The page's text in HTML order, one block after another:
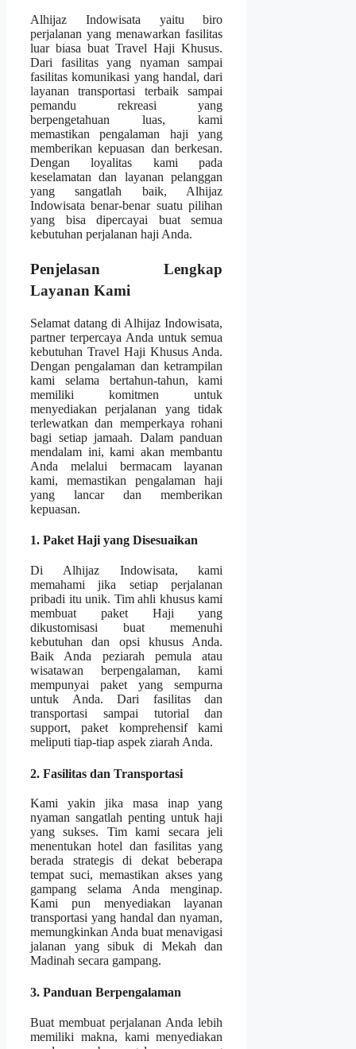
Alhijaz Indowisata yaitu biro
perjalanan yang menawarkan fasilitas
luar biasa buat Travel Haji Khusus.
Dari fasilitas yang nyaman sampai
fasilitas komunikasi yang handal, dari
layanan transportasi terbaik sampai
pemandu rekreasi yang
berpengetahuan luas, kami
memastikan pengalaman haji yang
memberikan kepuasan dan berkesan.
Dengan loyalitas kami pada
keselamatan dan layanan pelanggan
yang sangatlah baik, Alhijaz
Indowisata benar-benar suatu pilihan
yang bisa dipercayai buat semua
kebutuhan perjalanan haji Anda.
Penjelasan Lengkap
Layanan Kami
Selamat datang di Alhijaz Indowisata,
partner terpercaya Anda untuk semua
kebutuhan Travel Haji Khusus Anda.
Dengan pengalaman dan ketrampilan
kami selama bertahun-tahun, kami
memiliki komitmen untuk
menyediakan perjalanan yang tidak
terlewatkan dan memperkaya rohani
bagi setiap jamaah. Dalam panduan
mendalam ini, kami akan membantu
Anda melalui bermacam layanan
kami, memastikan pengalaman haji
yang lancar dan memberikan
kepuasan.
1. Paket Haji yang Disesuaikan
Di Alhijaz Indowisata, kami
memahami jika setiap perjalanan
pribadi itu unik. Tim ahli khusus kami
membuat paket Haji yang
dikustomisasi buat memenuhi
kebutuhan dan opsi khusus Anda.
Baik Anda peziarah pemula atau
wisatawan berpengalaman, kami
mempunyai paket yang sempurna
untuk Anda. Dari fasilitas dan
transportasi sampai tutorial dan
support, paket komprehensif kami
meliputi tiap-tiap aspek ziarah Anda.
2. Fasilitas dan Transportasi
Kami yakin jika masa inap yang
nyaman sangatlah penting untuk haji
yang sukses. Tim kami secara jeli
menentukan hotel dan fasilitas yang
berada strategis di dekat beberapa
tempat suci, memastikan akses yang
gampang selama Anda menginap.
Kami pun menyediakan layanan
transportasi yang handal dan nyaman,
memungkinkan Anda buat menavigasi
jalanan yang sibuk di Mekah dan
Madinah secara gampang.
3. Panduan Berpengalaman
Buat membuat perjalanan Anda lebih
memiliki makna, kami menyediakan